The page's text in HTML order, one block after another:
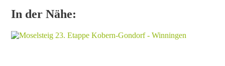
In der Nähe: